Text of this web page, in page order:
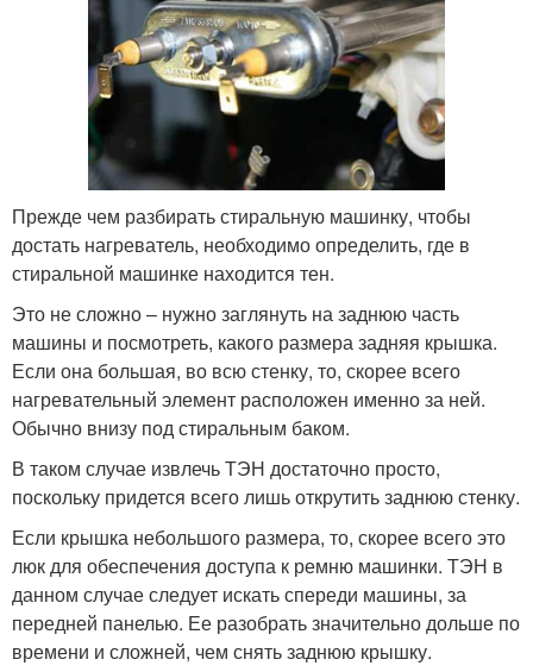
Прежде чем разбирать стиральную машинку, чтобы
достать нагреватель, необходимо определить, где в
стиральной машинке находится тен.
Это не сложно – нужно заглянуть на заднюю часть
машины и посмотреть, какого размера задняя крышка.
Если она большая, во всю стенку, то, скорее всего
нагревательный элемент расположен именно за ней.
Обычно внизу под стиральным баком.
В таком случае извлечь ТЭН достаточно просто,
поскольку придется всего лишь открутить заднюю стенку.
Если крышка небольшого размера, то, скорее всего это
люк для обеспечения доступа к ремню машинки. ТЭН в
данном случае следует искать спереди машины, за
передней панелью. Ее разобрать значительно дольше по
времени и сложней, чем снять заднюю крышку.